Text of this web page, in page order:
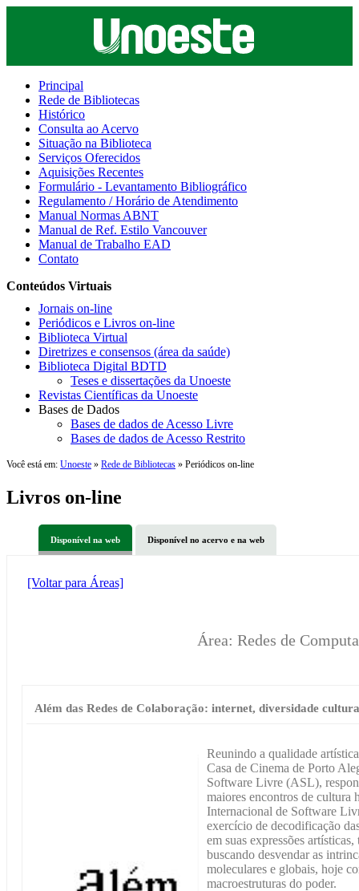
Principal
Rede de Bibliotecas
Histórico
Consulta ao Acervo
Situação na Biblioteca
Serviços Oferecidos
Aquisições Recentes
Formulário - Levantamento Bibliográfico
Regulamento / Horário de Atendimento
Manual Normas ABNT
Manual de Ref. Estilo Vancouver
Manual de Trabalho EAD
Contato
Conteúdos Virtuais
Jornais on-line
Periódicos e Livros on-line
Biblioteca Virtual
Diretrizes e consensos (área da saúde)
Biblioteca Digital BDTD
Teses e dissertações da Unoeste
Revistas Científicas da Unoeste
Bases de Dados
Bases de dados de Acesso Livre
Bases de dados de Acesso Restrito
Você está em: Unoeste » Rede de Bibliotecas » Periódicos on-line
Livros on-line
Disponível na web Disponível no acervo e na web
[Voltar para Áreas]
Área: Redes de
Além das Redes de Colaboração: internet, diversidade
Reunindo a qualidade
Casa de Cinema de Porto
Software Livre (ASL),
maiores encontros de cultura
Internacional de Software
exercício de decodificação
em suas expressões
buscando desvendar as
moleculares e globais, hoje
macroestruturas do poder.